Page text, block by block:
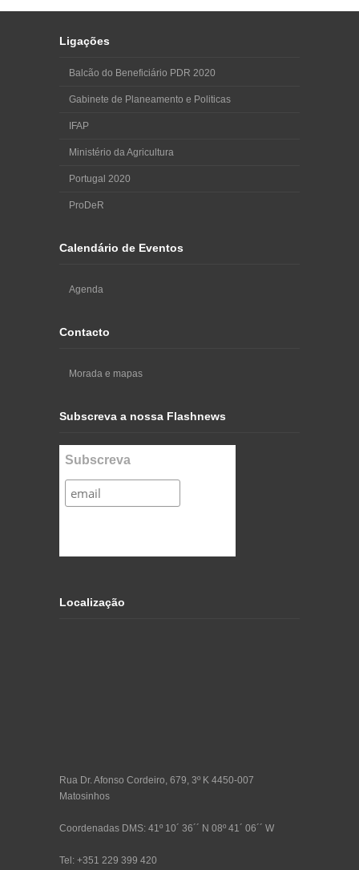
Ligações
Balcão do Beneficiário PDR 2020
Gabinete de Planeamento e Politicas
IFAP
Ministério da Agricultura
Portugal 2020
ProDeR
Calendário de Eventos
Agenda
Contacto
Morada e mapas
Subscreva a nossa Flashnews
Subscreva
Localização
Rua Dr. Afonso Cordeiro, 679, 3º K 4450-007
Matosinhos
Coordenadas DMS: 41º 10´ 36´´ N 08º 41´ 06´´ W
Tel: +351 229 399 420